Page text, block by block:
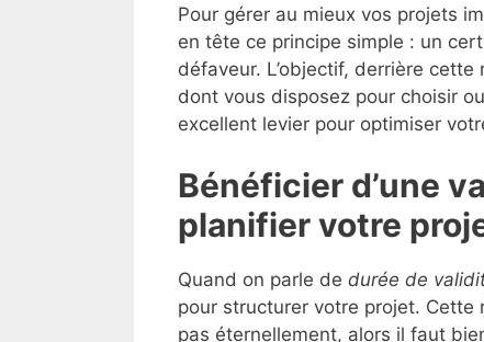
Pour gérer au mieux vos projets
en tête ce principe simple : un
défaveur. L’objectif, derrière
dont vous disposez pour choisir
excellent levier pour optimiser
Bénéficier d’une
planifier votre
Quand on parle de durée de
pour structurer votre projet. Cette
pas éternellement, alors il faut